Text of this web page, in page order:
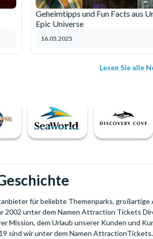
Geheimtipps und Fun Facts aus
Epic Universe
16.05.2025
Lesen Sie alle
für beliebte Themenparks,
2002 unter dem Namen Attraction Tickets
Mission, dem Urlaub unserer Kunden und
sind wir unter dem Namen